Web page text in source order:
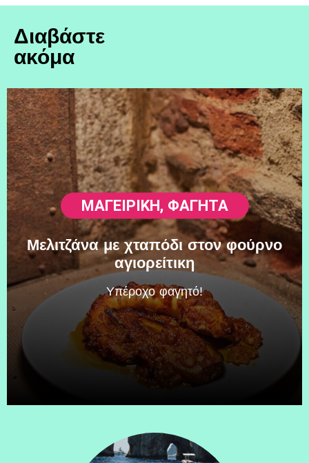
Διαβάστε
ακόμα
ΜΑΓΕΙΡΙΚΗ, ΦΑΓΗΤΆ
Μελιτζάνα με χταπόδι στον φούρνο
αγιορείτικη
Υπέροχο φαγητό!